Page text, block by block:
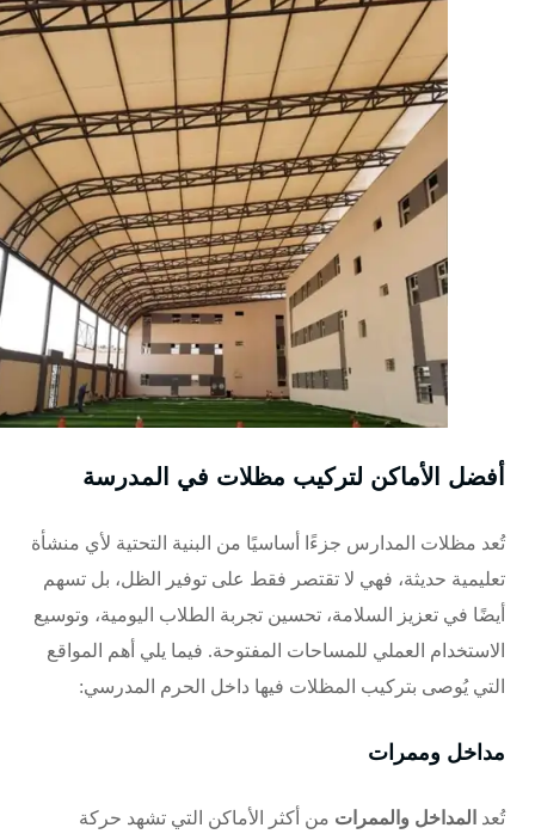
أفضل الأماكن لتركيب مظلات في المدرسة
تُعد مظلات المدارس جزءًا أساسيًا من البنية التحتية لأي منشأة
تعليمية حديثة، فهي لا تقتصر فقط على توفير الظل، بل تسهم
أيضًا في تعزيز السلامة، تحسين تجربة الطلاب اليومية، وتوسيع
الاستخدام العملي للمساحات المفتوحة. فيما يلي أهم المواقع
التي يُوصى بتركيب المظلات فيها داخل الحرم المدرسي:
مداخل وممرات
تُعد المداخل والممرات من أكثر الأماكن التي تشهد حركة